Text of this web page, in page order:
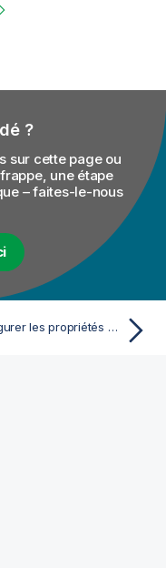
?
sur cette page ou
une étape
– faites-le-nous
Configurer les propriétés générales de la connexion FTP